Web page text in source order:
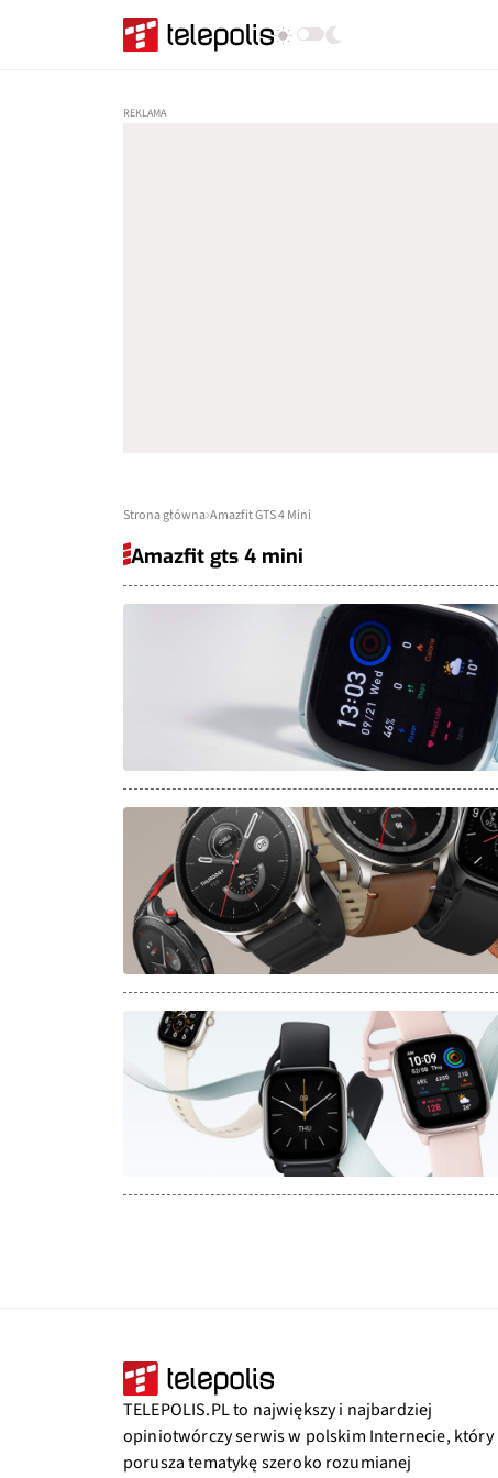
Strona główna Amazfit GTS 4 Mini
Amazfit gts 4 mini
TELEPOLIS.PL to największy i najbardziej
opiniotwórczy serwis w polskim Internecie, który
porusza tematykę szeroko rozumianej